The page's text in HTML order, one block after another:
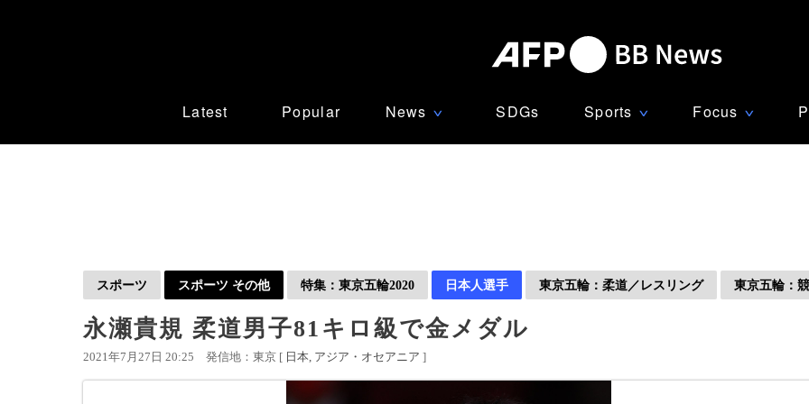
Latest Popular News ∨ SDGs Sports ∨ Focus ∨
スポーツ スポーツ その他 特集：東京五輪2020 日本人選手 東京五輪：柔道／レスリング 東京五輪：
永瀬貴規 柔道男子81キロ級で金メダル
2021年7月27日 20:25 発信地：東京 [ 日本 アジア・オセアニア ]